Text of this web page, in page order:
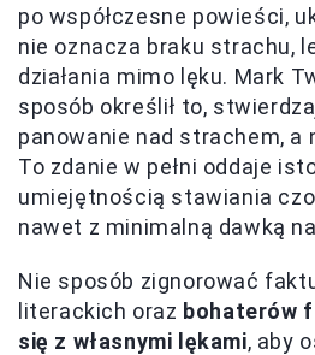
po współczesne powieści,
nie oznacza braku strachu,
działania mimo lęku. Mark
sposób określił to,
panowanie nad strachem, a
To zdanie w pełni oddaje
umiejętnością stawiania
nawet z minimalną dawką
Nie sposób zignorować
literackich oraz bohaterów
się z własnymi lękami, aby